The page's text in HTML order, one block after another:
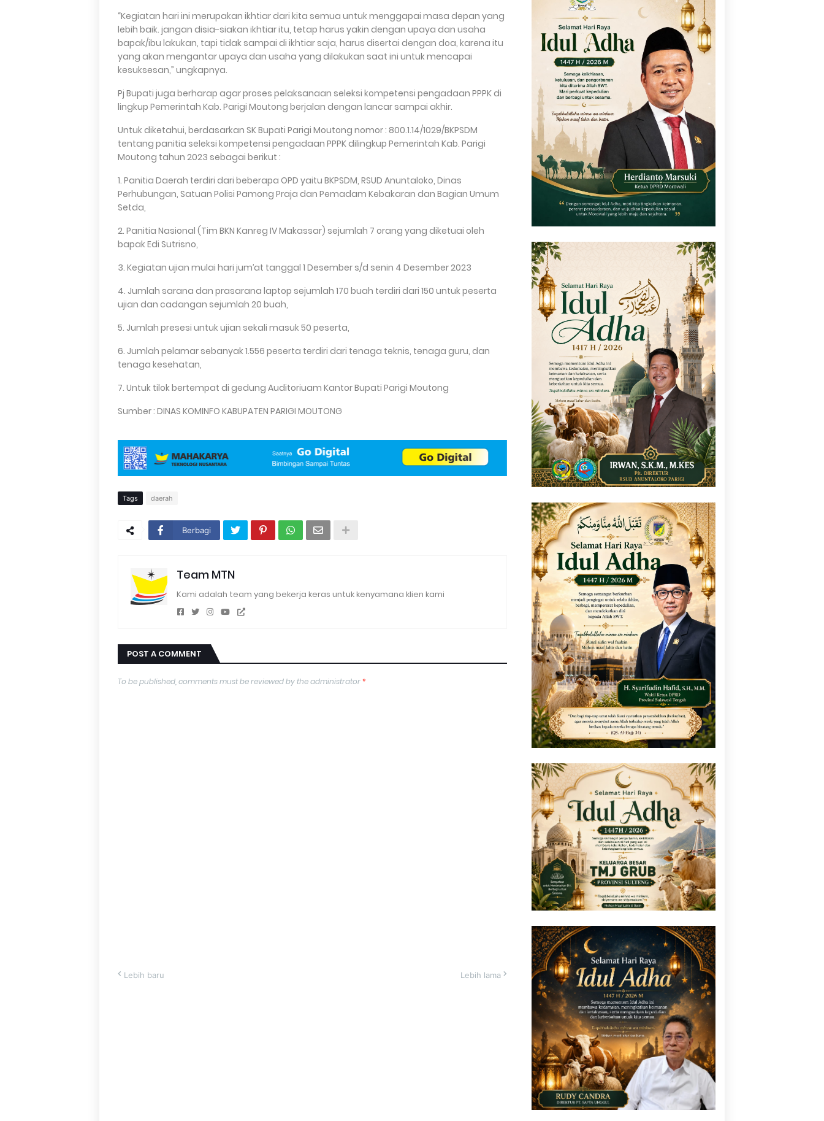
“Kegiatan hari ini merupakan ikhtiar dari kita semua untuk menggapai masa depan yang
lebih baik. jangan disia-siakan ikhtiar itu, tetap harus yakin dengan upaya dan usaha
bapak/ibu lakukan, tapi tidak sampai di ikhtiar saja, harus disertai dengan doa, karena itu
yang akan mengantar upaya dan usaha yang dilakukan saat ini untuk mencapai
kesuksesan,” ungkapnya.
Pj Bupati juga berharap agar proses pelaksanaan seleksi kompetensi pengadaan PPPK di
lingkup Pemerintah Kab. Parigi Moutong berjalan dengan lancar sampai akhir.
Untuk diketahui, berdasarkan SK Bupati Parigi Moutong nomor : 800.1.14/1029/BKPSDM
tentang panitia seleksi kompetensi pengadaan PPPK dilingkup Pemerintah Kab. Parigi
Moutong tahun 2023 sebagai berikut :
1. Panitia Daerah terdiri dari beberapa OPD yaitu BKPSDM, RSUD Anuntaloko, Dinas
Perhubungan, Satuan Polisi Pamong Praja dan Pemadam Kebakaran dan Bagian Umum
Setda,
2. Panitia Nasional (Tim BKN Kanreg IV Makassar) sejumlah 7 orang yang diketuai oleh
bapak Edi Sutrisno,
3. Kegiatan ujian mulai hari jum’at tanggal 1 Desember s/d senin 4 Desember 2023
4. Jumlah sarana dan prasarana laptop sejumlah 170 buah terdiri dari 150 untuk peserta
ujian dan cadangan sejumlah 20 buah,
5. Jumlah presesi untuk ujian sekali masuk 50 peserta,
6. Jumlah pelamar sebanyak 1.556 peserta terdiri dari tenaga teknis, tenaga guru, dan
tenaga kesehatan,
7. Untuk tilok bertempat di gedung Auditoriuam Kantor Bupati Parigi Moutong
Sumber : DINAS KOMINFO KABUPATEN PARIGI MOUTONG
Tags daerah
Berbagi
Team MTN
Kami adalah team yang bekerja keras untuk kenyamana klien kami
POST A COMMENT
To be published, comments must be reviewed by the administrator*
Lebih baru Lebih lama